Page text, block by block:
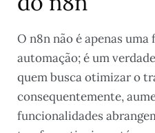
O n8n não é apenas
automação; é um
quem busca otimizar o
consequentemente,
funcionalidades